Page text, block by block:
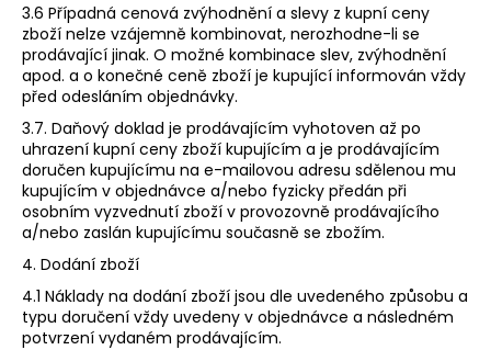
3.6 Případná cenová zvýhodnění a slevy z kupní ceny
zboží nelze vzájemně kombinovat, nerozhodne-li se
prodávající jinak. O možné kombinace slev, zvýhodnění
apod. a o konečné ceně zboží je kupující informován vždy
před odesláním objednávky.
3.7. Daňový doklad je prodávajícím vyhotoven až po
uhrazení kupní ceny zboží kupujícím a je prodávajícím
doručen kupujícímu na e-mailovou adresu sdělenou mu
kupujícím v objednávce a/nebo fyzicky předán při
osobním vyzvednutí zboží v provozovně prodávajícího
a/nebo zaslán kupujícímu současně se zbožím.
4. Dodání zboží
4.1 Náklady na dodání zboží jsou dle uvedeného způsobu a
typu doručení vždy uvedeny v objednávce a následném
potvrzení vydaném prodávajícím.